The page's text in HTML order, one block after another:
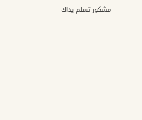
مشكور تسلم يداك